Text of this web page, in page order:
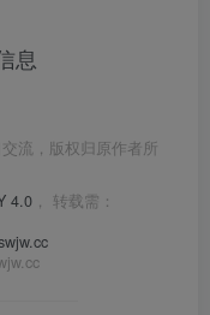
息
流，版权归原作者所
4.0 ， 转载需：